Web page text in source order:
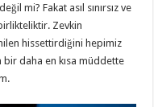
mi? Fakat asıl sınırsız ve
Zevkin
hissettirdiğini hepimiz
daha en kısa müddette